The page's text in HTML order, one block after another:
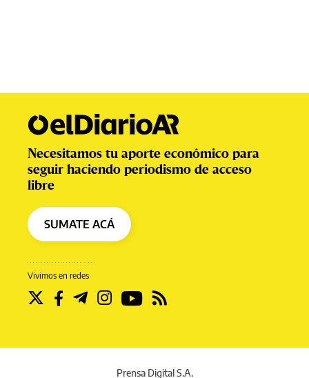
Vivimos en redes
Necesitamos tu aporte económico para
seguir haciendo periodismo de acceso
libre
SUMATE ACÁ
Prensa Digital S.A.